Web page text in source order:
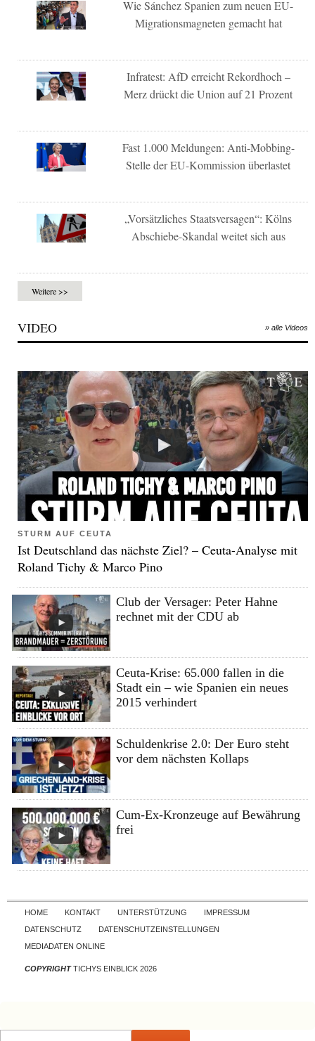
Wie Sánchez Spanien zum neuen EU-
Migrationsmagneten gemacht hat
Infratest: AfD erreicht Rekordhoch –
Merz drückt die Union auf 21 Prozent
Fast 1.000 Meldungen: Anti-Mobbing-
Stelle der EU-Kommission überlastet
„Vorsätzliches Staatsversagen“: Kölns
Abschiebe-Skandal weitet sich aus
Weitere >>
VIDEO » alle Videos
STURM AUF CEUTA
Ist Deutschland das nächste Ziel? – Ceuta-Analyse mit
Roland Tichy & Marco Pino
Club der Versager: Peter Hahne
rechnet mit der CDU ab
Ceuta-Krise: 65.000 fallen in die
Stadt ein – wie Spanien ein neues
2015 verhindert
Schuldenkrise 2.0: Der Euro steht
vor dem nächsten Kollaps
Cum-Ex-Kronzeuge auf Bewährung
frei
Skip to content
HOME KONTAKT UNTERSTÜTZUNG
IMPRESSUM
DATENSCHUTZ
DATENSCHUTZEINSTELLUNGEN
MEDIADATEN ONLINE
COPYRIGHTTICHYS EINBLICK 2026